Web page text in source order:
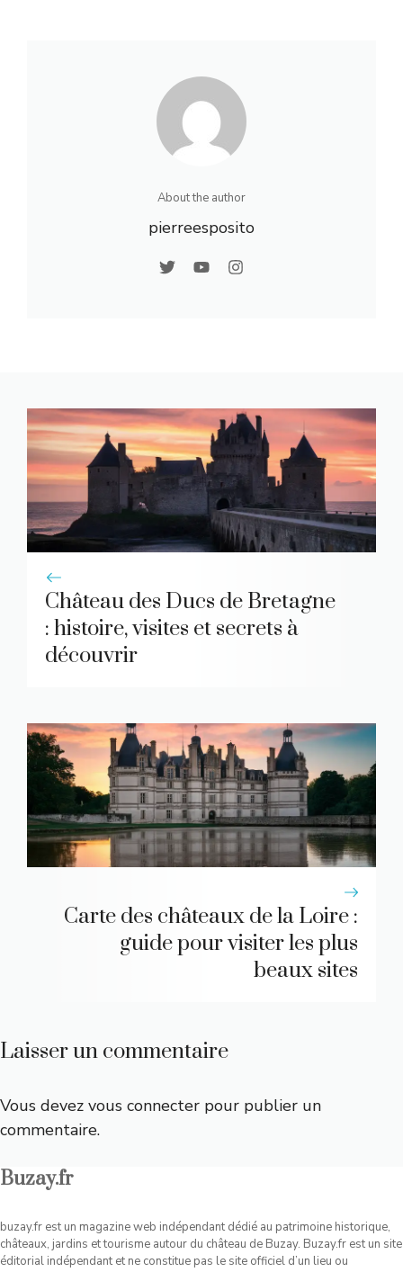
de partir
About the author
pierreesposito
Château des Ducs de Bretagne
: histoire, visites et secrets à
découvrir
Carte des châteaux de la Loire :
guide pour visiter les plus
beaux sites
Laisser un commentaire
Vous devez vous connecter pour publier un
commentaire.
Buzay.fr
buzay.fr est un magazine web indépendant dédié au patrimoine historique,
châteaux, jardins et tourisme autour du château de Buzay. Buzay.fr est un site
éditorial indépendant et ne constitue pas le site officiel d’un lieu ou